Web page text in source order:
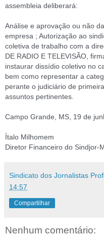
assembleia deliberará:
Análise e aprovação ou não
empresa ; Autorização ao
coletiva de trabalho com a
DE RADIO E TELEVISÃO,
instaurar dissídio coletivo no
bem como representar a
perante o judiciário de
assuntos pertinentes.
Campo Grande, MS, 19 de
Ítalo Milhomem
Diretor Financeiro do Sindjor-
Sindicato dos Jornalistas
14:57
Compartilhar
Nenhum comentário: